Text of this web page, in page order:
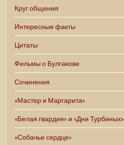
Круг общения
Интересные факты
Цитаты
Фильмы о Булгакове
Сочинения
«Мастер и Маргарита»
«Белая гвардия» и «Дни Турбиных»
«Собачье сердце»